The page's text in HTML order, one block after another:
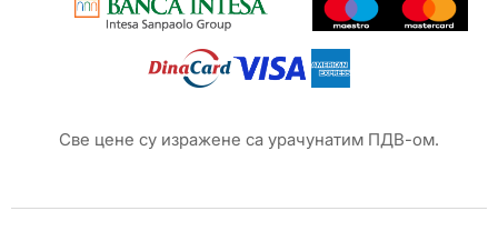
Све цене су изражене са урачунатим ПДВ-ом.